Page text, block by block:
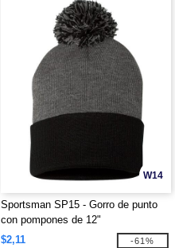
W14
Sportsman SP15 - Gorro de punto
con pompones de 12"
$2,11
-61%